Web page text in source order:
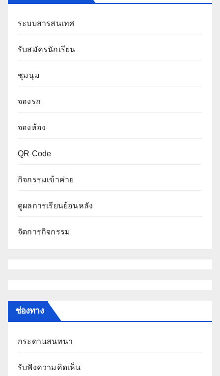
ระบบสารสนเทศ
รับสมัครนักเรียน
ชุมนุม
จองรถ
จองห้อง
QR Code
กิจกรรมเข้าค่าย
ดูผลการเรียนย้อนหลัง
จัดการกิจกรรม
ช่องทาง
กระดานสนทนา
รับฟังความคิดเห็น